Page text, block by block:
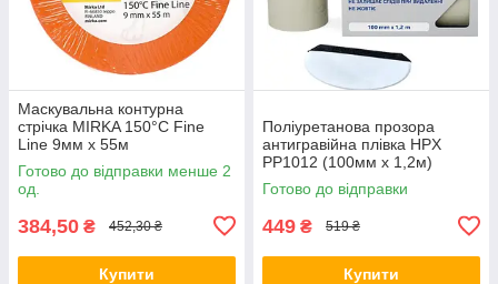
Маскувальна контурна
стрічка MIRKA 150°C Fine
Line 9мм х 55м
Готово до відправки менше 2
од.
384,50 ₴ 452,30 ₴
Купити
Поліуретанова прозора
антигравійна плівка HPX
PP1012 (100мм x 1,2м)
Готово до відправки
449 ₴ 519 ₴
Купити